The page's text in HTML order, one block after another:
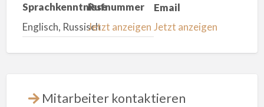
Sprachkenntnisse
Englisch, Russisch
Rufnummer
Jetzt anzeigen
Email
Jetzt anzeigen
Mitarbeiter kontaktieren